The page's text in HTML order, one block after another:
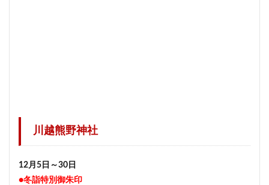
川越熊野神社
12月5日～30日
●冬詣特別御朱印